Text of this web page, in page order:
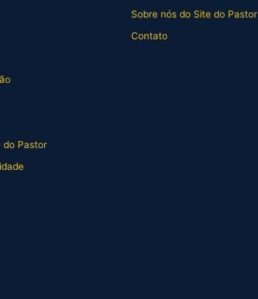
do Pastor
Sobre nós do Site do Pastor
Contato